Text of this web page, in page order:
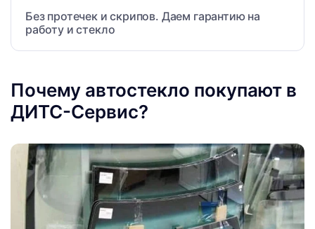
Без протечек и скрипов. Даем гарантию на
работу и стекло
Почему автостекло покупают в
ДИТС-Сервис?